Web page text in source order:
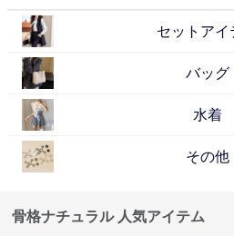
セットアイ
バッグ
水着
その他
骨格ナチュラル 人気アイテム